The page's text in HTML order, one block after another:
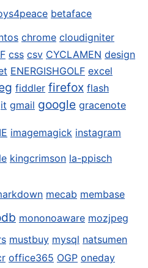
betaface
chrome cloudigniter
css csv CYCLAMEN design
ENERGISHGOLF excel
fiddler firefox flash
gmail google gracenote
IE imagemagick instagram
kingcrimson la-ppisch
mecab membase
mononoaware mozjpeg
mustbuy mysql natsumen
office365 OGP oneday